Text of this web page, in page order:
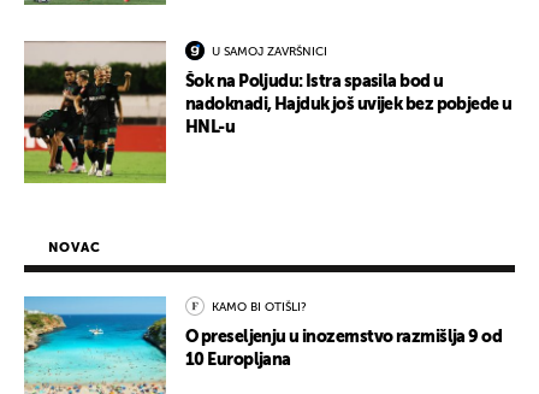
U SAMOJ ZAVRŠNICI
Šok na Poljudu: Istra spasila bod u
nadoknadi, Hajduk još uvijek bez pobjede u
HNL-u
NOVAC
KAMO BI OTIŠLI?
O preseljenju u inozemstvo razmišlja 9 od
10 Europljana